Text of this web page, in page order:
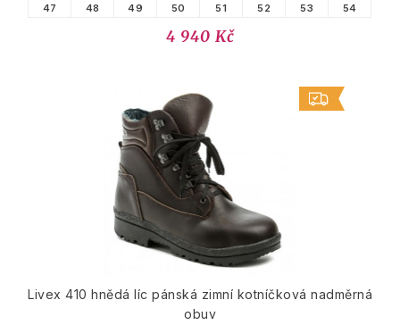
47 48 49 50 51 52 53 54
4 940 Kč
Livex 410 hnědá líc pánská zimní kotníčková nadměrná
obuv